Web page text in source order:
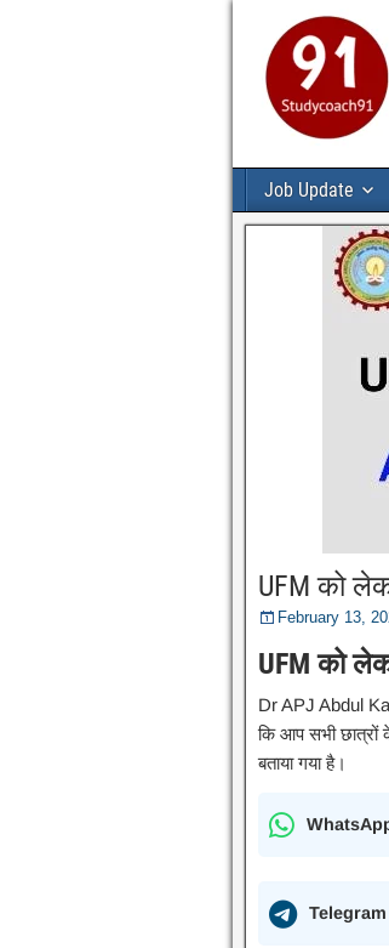
Job Update
UFM को
February 13,
UFM को
Dr APJ Abdul
कि आप सभी
बताया गया है।
Telegram